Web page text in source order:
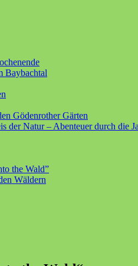
Baybachtal
Gödenrother Gärten
der Natur – Abenteuer durch die
the Wald”
Wäldern